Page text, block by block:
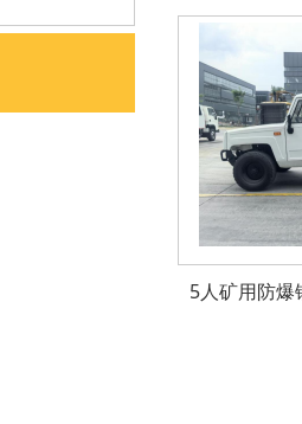
5人矿用防